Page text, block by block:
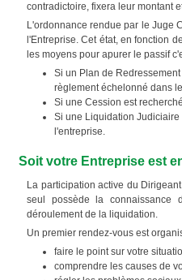
contradictoire, fixera leur montant
L'ordonnance rendue par le Juge
l'Entreprise. Cet état, en fonction
les moyens pour apurer le passif
Si un Plan de
règlement échelonné dans
Si une Cession est
Si une Liquidation
l'entreprise.
Soit votre Entreprise est
La participation active du
seul possède la connaissance
déroulement de la liquidation.
Un premier rendez-vous est
faire le point sur votre
comprendre les causes de